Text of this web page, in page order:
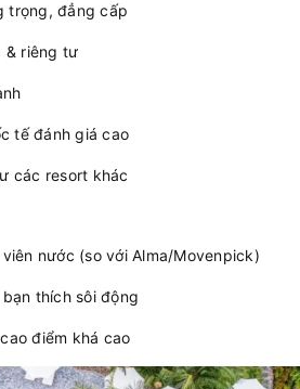
trọng, đẳng cấp
& riêng tư
tế đánh giá cao
các resort khác
nước (so với Alma/Movenpick)
thích sôi động
điểm khá cao